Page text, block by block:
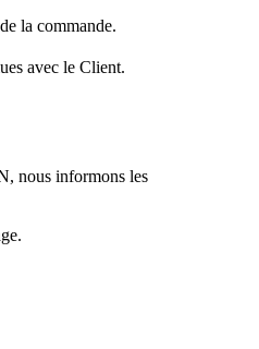
la commande.
avec le Client.
nous informons les